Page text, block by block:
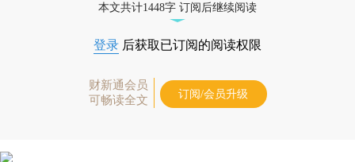
本文共计1448字 订阅后继续阅读
登录 后获取已订阅的阅读权限
财新通会员
可畅读全文
订阅/会员升级